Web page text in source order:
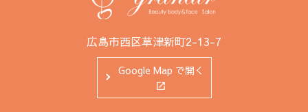
広島市西区草津新町2-13-7
Google Map で開く